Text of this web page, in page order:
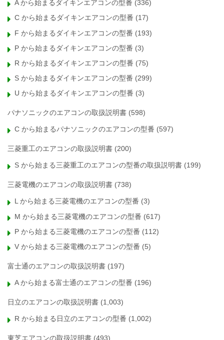
A から始まるダイキンエアコンの型番 (336)
C から始まるダイキンエアコンの型番 (17)
F から始まるダイキンエアコンの型番 (193)
P から始まるダイキンエアコンの型番 (3)
R から始まるダイキンエアコンの型番 (75)
S から始まるダイキンエアコンの型番 (299)
U から始まるダイキンエアコンの型番 (3)
パナソニックのエアコンの取扱説明書 (598)
C から始まるパナソニックのエアコンの型番 (597)
三菱重工のエアコンの取扱説明書 (200)
S から始まる三菱重工のエアコンの型番の取扱説明書 (199)
三菱電機のエアコンの取扱説明書 (738)
L から始まる三菱電機のエアコンの型番 (3)
M から始まる三菱電機のエアコンの型番 (617)
P から始まる三菱電機のエアコンの型番 (112)
V から始まる三菱電機のエアコンの型番 (5)
富士通のエアコンの取扱説明書 (197)
A から始まる富士通のエアコンの型番 (196)
日立のエアコンの取扱説明書 (1,003)
R から始まる日立のエアコンの型番 (1,002)
東芝エアコンの取扱説明書 (493)